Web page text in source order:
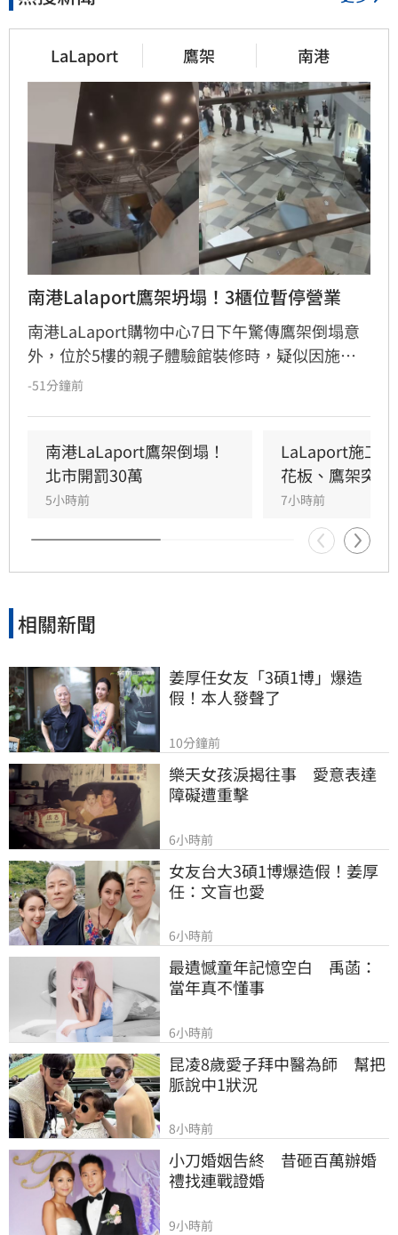
LaLaport 鷹架 南港
南港Lalaport鷹架坍塌！3櫃位暫停營業
南港LaLaport購物中心7日下午驚傳鷹架倒塌意
外，位於5樓的親子體驗館裝修時，疑似因施工
未固定妥當，導致鷹架與天花板崩落，現場粉塵
3樓部分櫃位暫停營業，其餘區域則維持正常運
作，目前相關單位正積極介入調查，以確保商場
消費安全。
-51分鐘前
南港LaLaport鷹架倒塌！
北市開罰30萬
5小時前
LaLaport施工
花板、鷹架突掉
7小時前
相關新聞
姜厚任女友「3碩1博」爆造
假！本人發聲了
10分鐘前
樂天女孩淚揭往事　愛意表達
障礙遭重擊
6小時前
女友台大3碩1博爆造假！姜厚
任：文盲也愛
6小時前
最遺憾童年記憶空白　禹菡：
當年真不懂事
6小時前
昆凌8歲愛子拜中醫為師　幫把
脈說中1狀況
8小時前
小刀婚姻告終　昔砸百萬辦婚
禮找連戰證婚
9小時前